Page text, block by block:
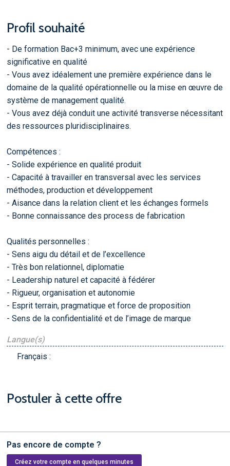
Profil souhaité
- De formation Bac+3 minimum, avec une expérience
significative en qualité
- Vous avez idéalement une première expérience dans le
domaine de la qualité opérationnelle ou la mise en œuvre de
système de management qualité.
- Vous avez déjà conduit une activité transverse nécessitant
des ressources pluridisciplinaires.
Compétences :
- Solide expérience en qualité produit
- Capacité à travailler en transversal avec les services
méthodes, production et développement
- Aisance dans la relation client et les échanges formels
- Bonne connaissance des process de fabrication
Qualités personnelles :
- Sens aigu du détail et de l’excellence
- Très bon relationnel, diplomatie
- Leadership naturel et capacité à fédérer
- Rigueur, organisation et autonomie
- Esprit terrain, pragmatique et force de proposition
- Sens de la confidentialité et de l’image de marque
Langue(s)
Français :
Postuler à cette offre
Pas encore de compte ?
Créez votre compte en quelques minutes